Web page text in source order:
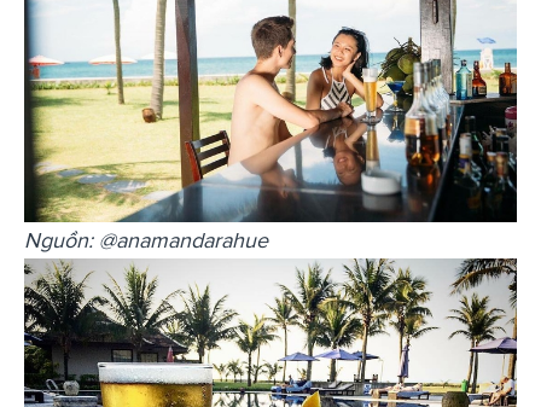
Nguồn: @anamandarahue